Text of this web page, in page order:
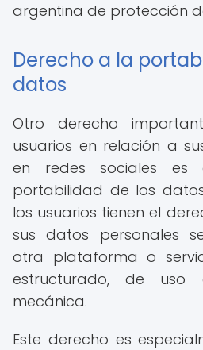
argentina de protección
Derecho a la
datos
Otro derecho
usuarios en relación a
en redes sociales
portabilidad de los
los usuarios tienen el
sus datos personales
otra plataforma o
estructurado, de uso
mecánica.
Este derecho es